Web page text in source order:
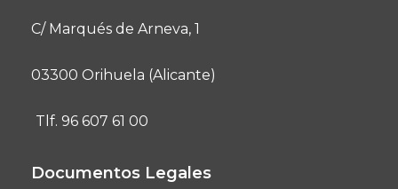
C/ Marqués de Arneva, 1
03300 Orihuela (Alicante)
Tlf. 96 607 61 00
Documentos Legales